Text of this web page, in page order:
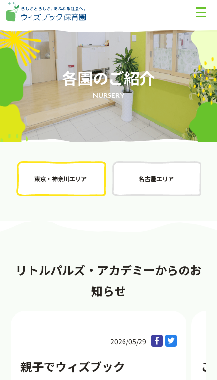
各園のご紹介
NURSERY
東京・神奈川エリア 名古屋エリア
リトルパルズ・アカデミーからのお
知らせ
2026/05/29
親子でウィズブック